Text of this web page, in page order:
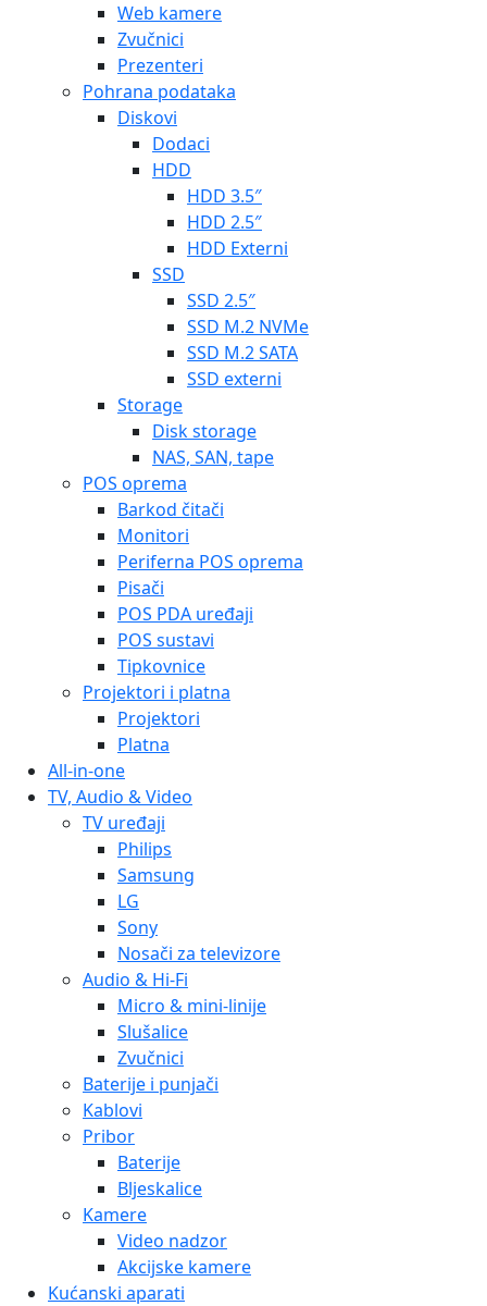
Web kamere
Zvučnici
Prezenteri
Pohrana podataka
Diskovi
Dodaci
HDD
HDD 3.5″
HDD 2.5″
HDD Externi
SSD
SSD 2.5″
SSD M.2 NVMe
SSD M.2 SATA
SSD externi
Storage
Disk storage
NAS, SAN, tape
POS oprema
Barkod čitači
Monitori
Periferna POS oprema
Pisači
POS PDA uređaji
POS sustavi
Tipkovnice
Projektori i platna
Projektori
Platna
All-in-one
TV, Audio & Video
TV uređaji
Philips
Samsung
LG
Sony
Nosači za televizore
Audio & Hi-Fi
Micro & mini-linije
Slušalice
Zvučnici
Baterije i punjači
Kablovi
Pribor
Baterije
Bljeskalice
Kamere
Video nadzor
Akcijske kamere
Kućanski aparati